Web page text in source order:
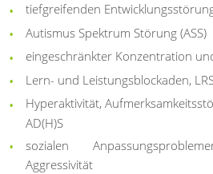
tiefgreifenden
Autismus Spektrum Störung (ASS)
eingeschränkter Konzentration
Lern- und Leistungsblockaden,
Hyperaktivität,
AD(H)S
sozialen
Aggressivität